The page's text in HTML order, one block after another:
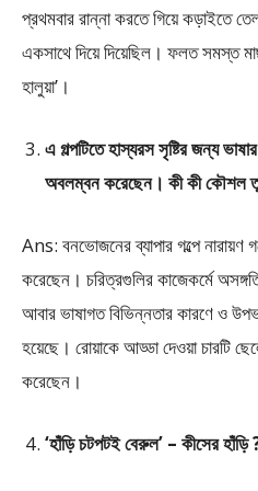
প্রথমবার রান্না করতে গিয়ে কড়াইতে
একসাথে দিয়ে দিয়েছিল। ফলত সমস্ত
হালুয়া’।
এ গল্পটিতে হাস্যরস সৃষ্টির জন্য
অবলম্বন করেছেন। কী কী কৌশল
Ans: বনভোজনের ব্যাপার গল্পে নারায়ণ
করেছেন। চরিত্রগুলির কাজেকর্মে
আবার ভাষাগত বিভিন্নতার কারণে ও
হয়েছে। রোয়াকে আড্ডা দেওয়া চারটি
করেছেন।
‘হাঁড়ি চটপটই বেরুল’ – কীসের